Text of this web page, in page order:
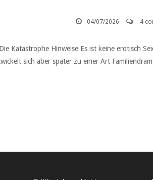
04/07/2026 4
Katastrophe Hinweise Es ist keine erotisch
sich aber später zu einer Art